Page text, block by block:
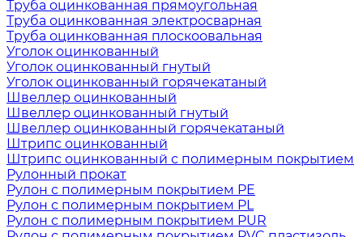
Труба оцинкованная прямоугольная
Труба оцинкованная электросварная
Труба оцинкованная плоскоовальная
Уголок оцинкованный
Уголок оцинкованный гнутый
Уголок оцинкованный горячекатаный
Швеллер оцинкованный
Швеллер оцинкованный гнутый
Швеллер оцинкованный горячекатаный
Штрипс оцинкованный
Штрипс оцинкованный с полимерным покрытием
Рулонный прокат
Рулон с полимерным покрытием PE
Рулон с полимерным покрытием PL
Рулон с полимерным покрытием PUR